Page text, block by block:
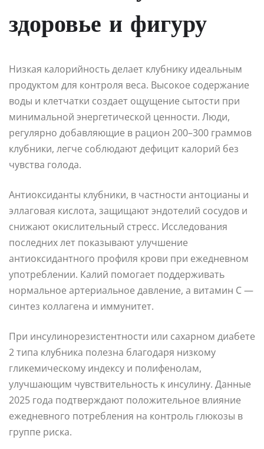
здоровье и фигуру
Низкая калорийность делает клубнику идеальным
продуктом для контроля веса. Высокое содержание
воды и клетчатки создает ощущение сытости при
минимальной энергетической ценности. Люди,
регулярно добавляющие в рацион 200–300 граммов
клубники, легче соблюдают дефицит калорий без
чувства голода.
Антиоксиданты клубники, в частности антоцианы и
эллаговая кислота, защищают эндотелий сосудов и
снижают окислительный стресс. Исследования
последних лет показывают улучшение
антиоксидантного профиля крови при ежедневном
употреблении. Калий помогает поддерживать
нормальное артериальное давление, а витамин C —
синтез коллагена и иммунитет.
При инсулинорезистентности или сахарном диабете
2 типа клубника полезна благодаря низкому
гликемическому индексу и полифенолам,
улучшающим чувствительность к инсулину. Данные
2025 года подтверждают положительное влияние
ежедневного потребления на контроль глюкозы в
группе риска.